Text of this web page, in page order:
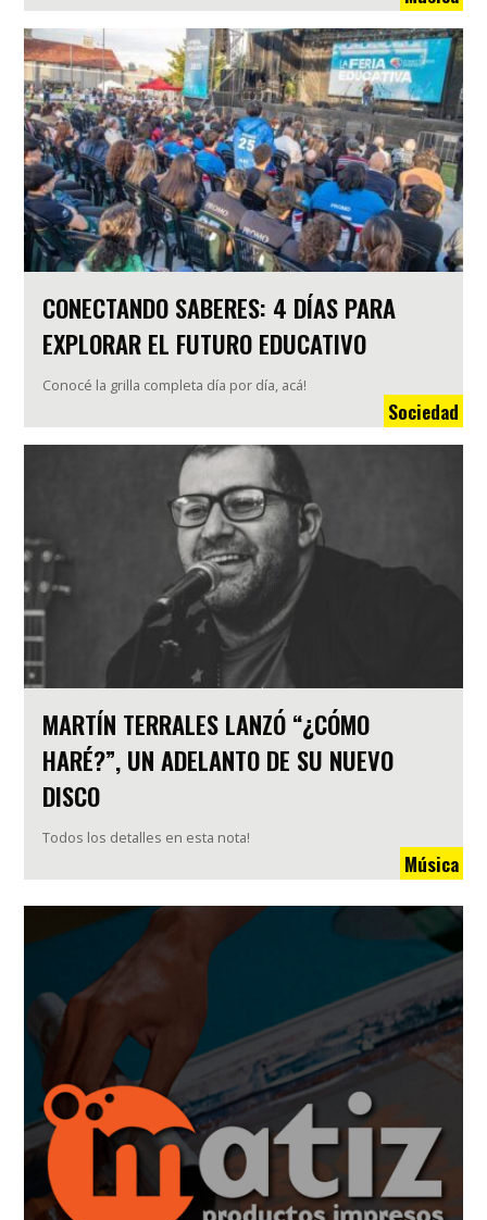
CONECTANDO SABERES: 4 DÍAS PARA
EXPLORAR EL FUTURO EDUCATIVO
Conocé la grilla completa día por día, acá!
Sociedad
MARTÍN TERRALES LANZÓ “¿CÓMO
HARÉ?”, UN ADELANTO DE SU NUEVO
DISCO
Todos los detalles en esta nota!
Música